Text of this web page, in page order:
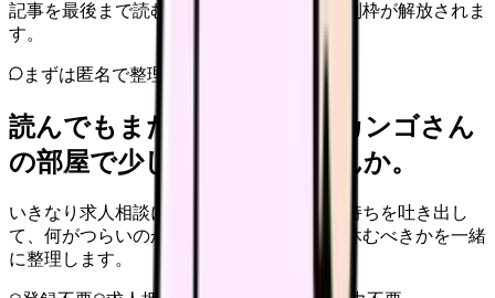
記事を最後まで読むと、転職サポートの特別枠が解放されま
す。
まずは匿名で整理
読んでもまだ苦しいなら、カンゴさん
の部屋で少し話してみませんか。
いきなり求人相談には進みません。今の気持ちを吐き出し
て、何がつらいのか、辞めるべきか、少し休むべきかを一緒
に整理します。